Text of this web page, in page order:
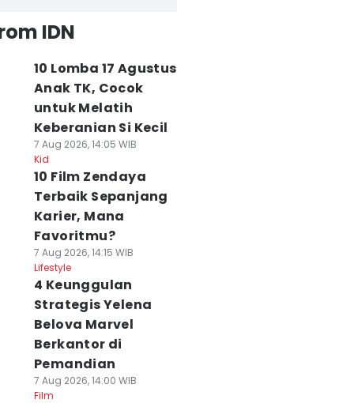
IDN
10 Lomba 17 Agustus
Anak TK, Cocok
untuk Melatih
Keberanian Si Kecil
7 Aug 2026, 14:05 WIB
Kid
10 Film Zendaya
Terbaik Sepanjang
Karier, Mana
Favoritmu?
7 Aug 2026, 14:15 WIB
Lifestyle
4 Keunggulan
Strategis Yelena
Belova Marvel
Berkantor di
Pemandian
7 Aug 2026, 14:00 WIB
Film